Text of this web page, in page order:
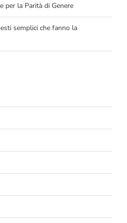
per la Parità di Genere
semplici che fanno la